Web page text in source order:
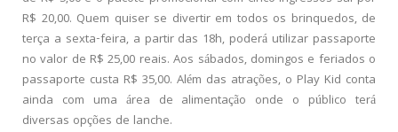
R$ 20,00. Quem quiser se divertir em todos os brinquedos, de
terça a sexta-feira, a partir das 18h, poderá utilizar passaporte
no valor de R$ 25,00 reais. Aos sábados, domingos e feriados o
passaporte custa R$ 35,00. Além das atrações, o Play Kid conta
ainda com uma área de alimentação onde o público terá
diversas opções de lanche.